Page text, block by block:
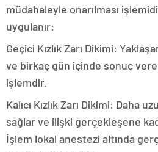
müdahaleyle onarılması
uygulanır:
Geçici Kızlık Zarı Dikimi:
ve birkaç gün içinde sonuç
işlemdir.
Kalıcı Kızlık Zarı Dikimi: Daha
sağlar ve ilişki gerçekleşene
İşlem lokal anestezi altında